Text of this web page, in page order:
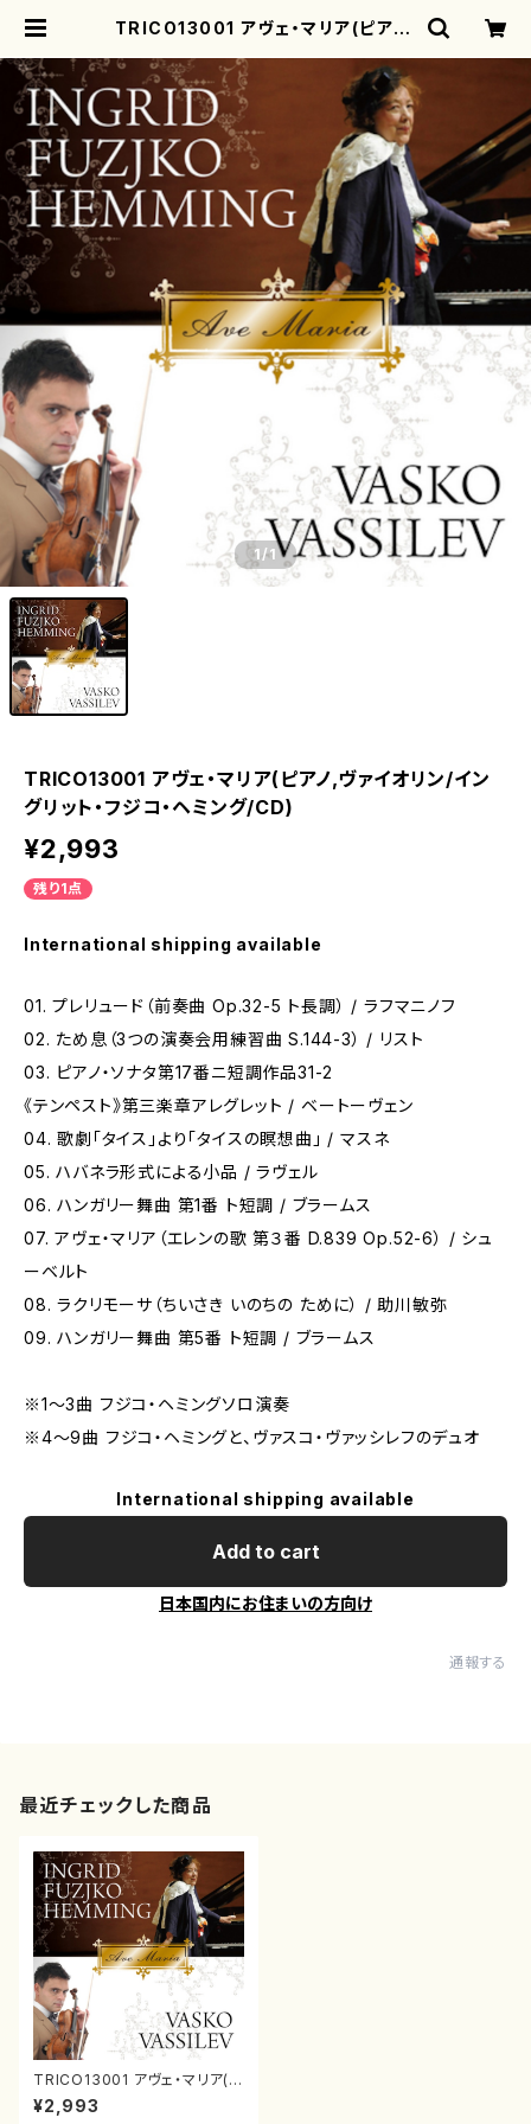
TRICO13001 アヴェ・マリア(ピアノ,
ミング/CD) | motherearth
1/1
TRICO13001 アヴェ・マリア(ピアノ,ヴァイオリン/イン
グリット・フジコ・ヘミング/CD)
¥2,993
残り1点
International shipping available
01. プレリュード（前奏曲 Op.32-5 ト長調） / ラフマニノフ
02. ため息（3つの演奏会用練習曲 S.144-3） / リスト
03. ピアノ・ソナタ第17番ニ短調作品31-2
《テンペスト》第三楽章アレグレット / ベートーヴェン
04. 歌劇「タイス」より「タイスの瞑想曲」 / マスネ
05. ハバネラ形式による小品 / ラヴェル
06. ハンガリー舞曲 第1番 ト短調 / ブラームス
07. アヴェ・マリア（エレンの歌 第３番 D.839 Op.52-6） / シュ
ーベルト
08. ラクリモーサ（ちいさき いのちの ために） / 助川敏弥
09. ハンガリー舞曲 第5番 ト短調 / ブラームス
※1～3曲 フジコ・ヘミングソロ演奏
※4～9曲 フジコ・ヘミングと、ヴァスコ・ヴァッシレフのデュオ
International shipping available
Add to cart
日本国内にお住まいの方向け
通報する
最近チェックした商品
TRICO13001 アヴェ・マリア(ピ
アノ,ヴァイオリン/イングリット・
フジコ・ヘミング/CD)
¥2,993